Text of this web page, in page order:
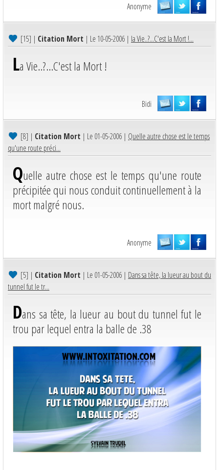
Anonyme
[15] | Citation Mort | Le 10-05-2006 | la Vie..?...C'est la Mort !...
La Vie..?...C'est la Mort !
Bidi
[8] | Citation Mort | Le 01-05-2006 | Quelle autre chose est le temps
qu'une route préci...
Quelle autre chose est le temps qu'une route
précipitée qui nous conduit continuellement à la
mort malgré nous.
Anonyme
[5] | Citation Mort | Le 01-05-2006 | Dans sa tête, la lueur au bout du
tunnel fut le tr...
Dans sa tête, la lueur au bout du tunnel fut le
trou par lequel entra la balle de .38